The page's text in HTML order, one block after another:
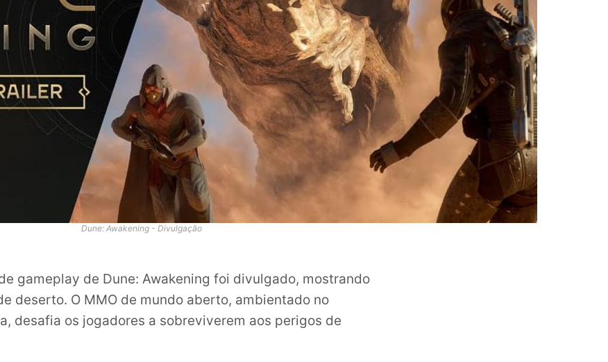
Dune: Awakening - Divulgação
gameplay de Dune: Awakening foi divulgado, mostrando
deserto. O MMO de mundo aberto, ambientado no
desafia os jogadores a sobreviverem aos perigos de